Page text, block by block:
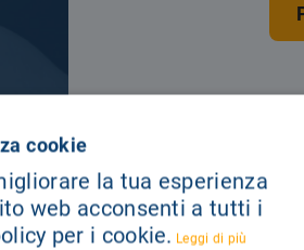
cookie
la tua esperienza
web acconsenti a tutti i
per i cookie. Leggi di più